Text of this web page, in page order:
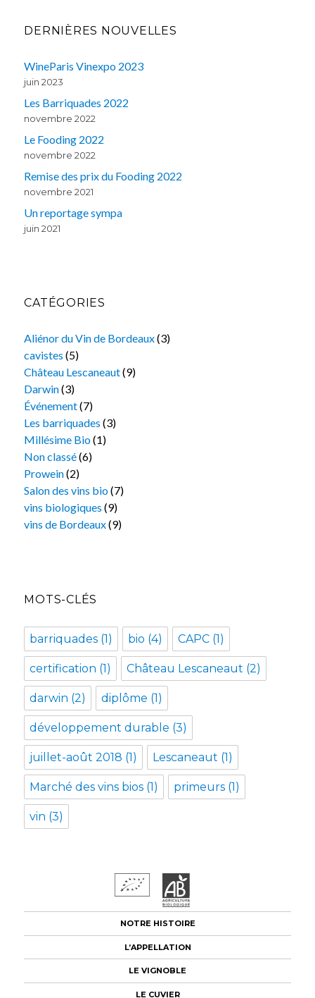
DERNIÈRES NOUVELLES
WineParis Vinexpo 2023
juin 2023
Les Barriquades 2022
novembre 2022
Le Fooding 2022
novembre 2022
Remise des prix du Fooding 2022
novembre 2021
Un reportage sympa
juin 2021
CATÉGORIES
Aliénor du Vin de Bordeaux(3)
cavistes (5)
Château Lescaneaut(9)
Darwin(3)
Événement(7)
Les barriquades (3)
Millésime Bio(1)
Non classé(6)
Prowein(2)
Salon des vins bio(7)
vins biologiques (9)
vins de Bordeaux(9)
MOTS-CLÉS
barriquades (1) bio (4) CAPC (1)
certification (1) Château Lescaneaut (2)
darwin (2) diplôme (1)
développement durable (3)
juillet-août 2018 (1) Lescaneaut (1)
Marché des vins bios (1) primeurs (1)
vin (3)
NOTRE HISTOIRE
L’APPELLATION
LE VIGNOBLE
LE CUVIER